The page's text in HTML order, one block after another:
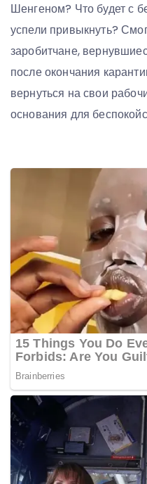
Шенгеном? Что будет с
успели привыкнуть?
заробитчане,
после окончания
вернуться на свои
основания для